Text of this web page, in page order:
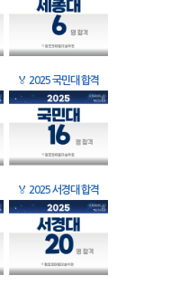
🏅 2025 국민대 합격
🏅 2025 서경대 합격